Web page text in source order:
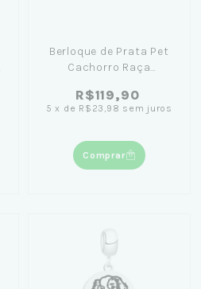
Berloque de Prata Pet
Cachorro Raça
R$119,90
5 x de R$23,98 sem juros
Comprar